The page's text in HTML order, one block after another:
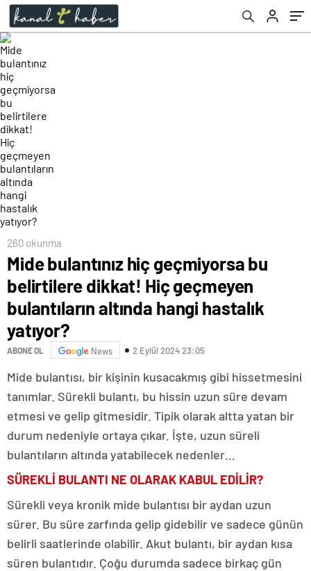
hangi hastalık yatıyor?
260 okunma
Mide bulantınız hiç geçmiyorsa bu
belirtilere dikkat! Hiç geçmeyen
bulantıların altında hangi hastalık
yatıyor?
ABONE OL News 2 Eylül 2024 23:05
Mide bulantısı, bir kişinin kusacakmış gibi hissetmesini
tanımlar. Sürekli bulantı, bu hissin uzun süre devam
etmesi ve gelip gitmesidir. Tipik olarak altta yatan bir
durum nedeniyle ortaya çıkar. İşte, uzun süreli
bulantıların altında yatabilecek nedenler…
SÜREKLİ BULANTI NE OLARAK KABUL EDİLİR?
Sürekli veya kronik mide bulantısı bir aydan uzun
sürer. Bu süre zarfında gelip gidebilir ve sadece günün
belirli saatlerinde olabilir. Akut bulantı, bir aydan kısa
süren bulantıdır. Çoğu durumda sadece birkaç gün